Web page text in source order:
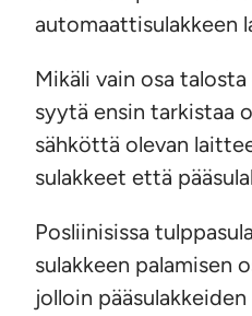
automaattisulakkeen
Mikäli vain osa
syytä ensin tarkistaa
sähköttä olevan
sulakkeet että
Posliinisissa
sulakkeen palamisen
jolloin